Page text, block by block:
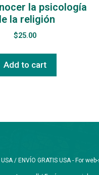
la psicología
la religión
$25.00
Add to cart
USA / ENVÍO GRATIS USA - For